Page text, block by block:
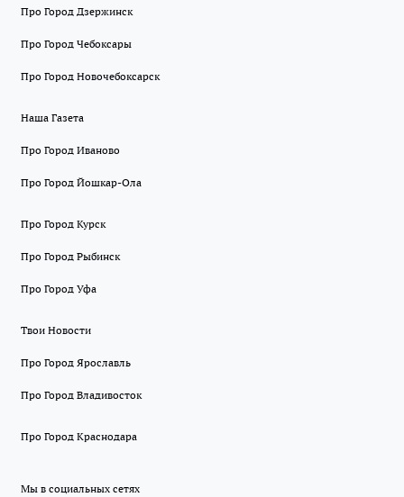
Про Город Дзержинск
Про Город Чебоксары
Про Город Новочебоксарск
Наша Газета
Про Город Иваново
Про Город Йошкар-Ола
Про Город Курск
Про Город Рыбинск
Про Город Уфа
Твои Новости
Про Город Ярославль
Про Город Владивосток
Про Город Краснодара
Мы в социальных сетях